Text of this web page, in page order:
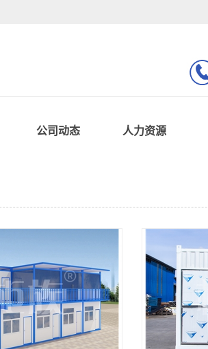
公司动态 人力资源